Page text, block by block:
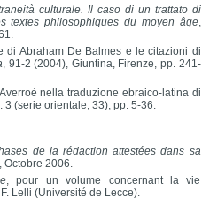
culturale. Il caso di un trattato di
textes philosophiques du moyen âge,
di Abraham De Balmes e le citazioni di
, 91-2 (2004), Giuntina, Firenze, pp. 241-
nella traduzione ebraico-latina di
3 (serie orientale, 33), pp. 5-36.
de la rédaction attestées dans sa
Octobre 2006.
, pour un volume concernant la vie
Lelli (Université de Lecce).